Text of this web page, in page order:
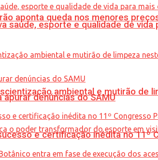
aponta queda nos menores
ambiental e mutirão de
saúde, esporte e qualidade de
denúncias do SAMU
e certificação inédita no 11º